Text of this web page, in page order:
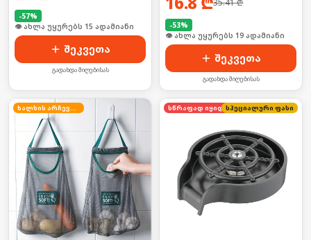
-57%
🛒 ბოლო 24სთ-ში იყიდა 19-მა
შეკვეთა
გადახდა მიღებისას
-53%
🛒 ბოლო 24სთ-ში იყიდა 27-მა
შეკვეთა
გადახდა მიღებისას
სწრაფად იყიდება
სპეციალური ფასი